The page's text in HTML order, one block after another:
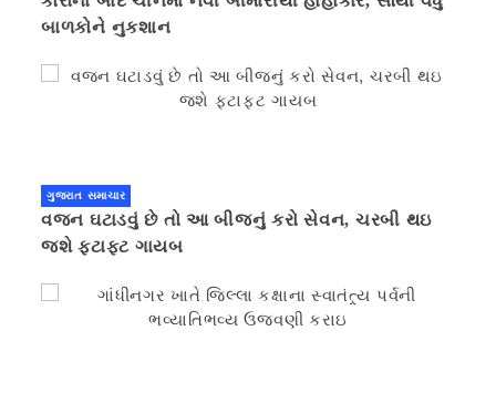
બાળકોને નુકશાન
ગુજરાત સમાચાર
વજન ઘટાડવું છે તો આ બીજનું કરો સેવન, ચરબી થઇ
જશે ફટાફટ ગાયબ